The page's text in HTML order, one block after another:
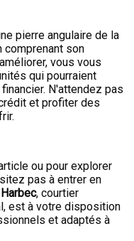
pierre angulaire de la
comprenant son
vous vous
qui pourraient
N'attendez pas
et profiter des
ou pour explorer
pas à entrer en
, courtier
est à votre disposition
et adaptés à